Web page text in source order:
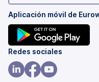
Aplicación móvil de
(se
abre
en
Redes sociales